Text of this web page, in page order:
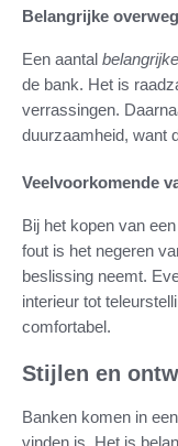
Belangrijke
Een aantal
de bank. Het is
verrassingen.
duurzaamheid, want
Veelvoorkomende
Bij het kopen van
fout is het negeren
beslissing neemt.
interieur tot
comfortabel.
Stijlen en
Banken komen in
vinden is. Het is